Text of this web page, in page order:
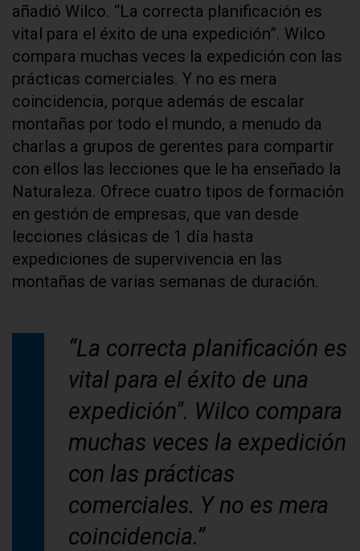
añadió Wilco. “La correcta planificación es
vital para el éxito de una expedición”. Wilco
compara muchas veces la expedición con las
prácticas comerciales. Y no es mera
coincidencia, porque además de escalar
montañas por todo el mundo, a menudo da
charlas a grupos de gerentes para compartir
con ellos las lecciones que le ha enseñado la
Naturaleza. Ofrece cuatro tipos de formación
en gestión de empresas, que van desde
lecciones clásicas de 1 día hasta
expediciones de supervivencia en las
montañas de varias semanas de duración.
“La correcta planificación es
vital para el éxito de una
expedición". Wilco compara
muchas veces la expedición
con las prácticas
comerciales. Y no es mera
coincidencia.”